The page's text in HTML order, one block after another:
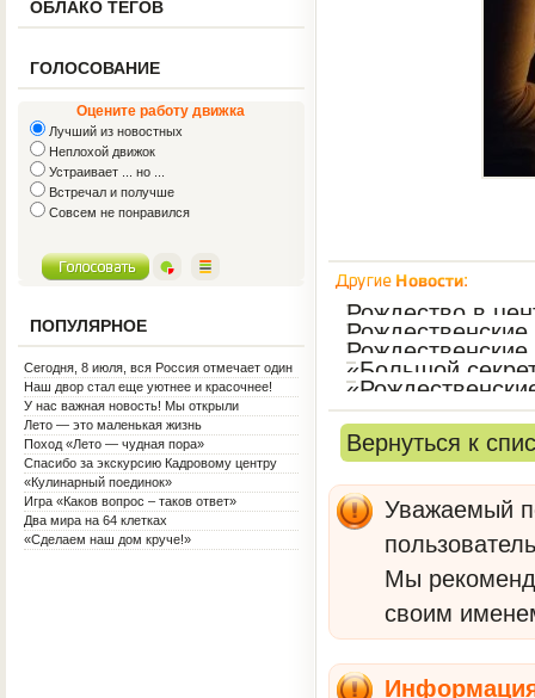
ОБЛАКО ТЕГОВ
ГОЛОСОВАНИЕ
Оцените работу движка
Лучший из новостных
Неплохой движок
Устраивает ... но ...
Встречал и получше
Совсем не понравился
ПОПУЛЯРНОЕ
Сегодня, 8 июля, вся Россия отмечает один
из самых светлых праздников — День
семьи, любви и верности!
Наш двор стал еще уютнее и красочнее!
У нас важная новость! Мы открыли
Социальную гостиную.
Лето — это маленькая жизнь
Поход «Лето — чудная пора»
Спасибо за экскурсию Кадровому центру
«Кулинарный поединок»
Игра «Каков вопрос – таков ответ»
Два мира на 64 клетках
«Сделаем наш дом круче!»
Рождество в
Рождественские
«Большой
Вернуться к
Уважаемый
Мы
своим